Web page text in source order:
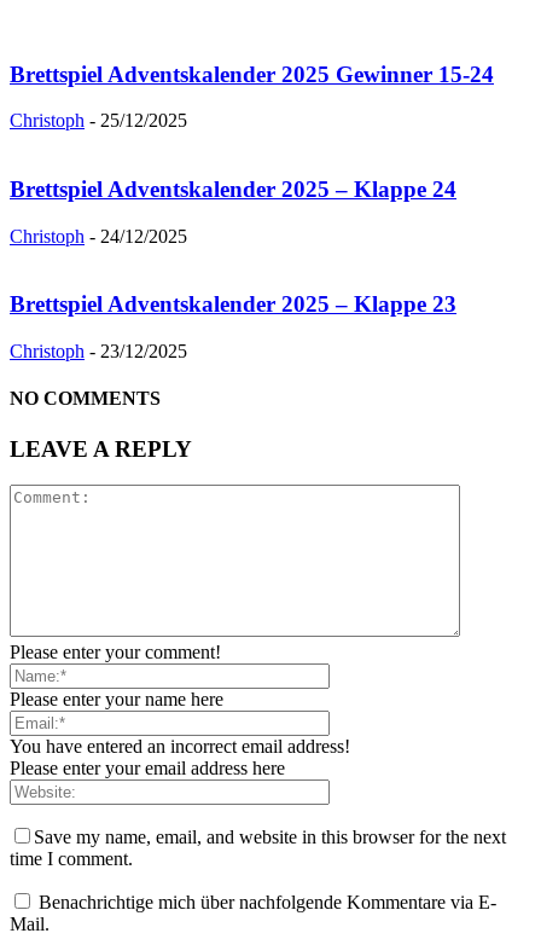
Brettspiel Adventskalender 2025 Gewinner 15-24
Christoph - 25/12/2025
Brettspiel Adventskalender 2025 – Klappe 24
Christoph - 24/12/2025
Brettspiel Adventskalender 2025 – Klappe 23
Christoph - 23/12/2025
NO COMMENTS
LEAVE A REPLY
Please enter your comment!
Please enter your name here
You have entered an incorrect email address!
Please enter your email address here
Save my name, email, and website in this browser for the next
time I comment.
Benachrichtige mich über nachfolgende Kommentare via E-
Mail.